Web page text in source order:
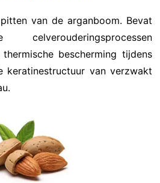
van de arganboom. Bevat
bescherming tijdens
keratinestructuur van verzwakt